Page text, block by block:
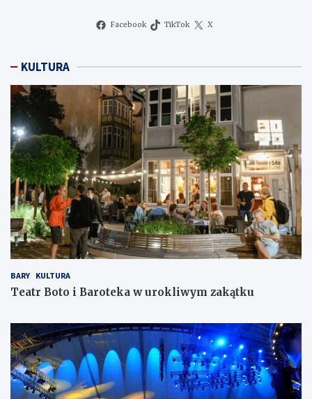
Facebook TikTok X
KULTURA
BARY KULTURA
Teatr Boto i Baroteka w urokliwym zakątku